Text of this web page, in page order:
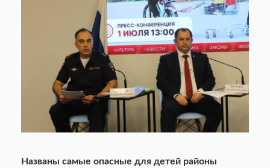
Названы самые опасные для детей районы